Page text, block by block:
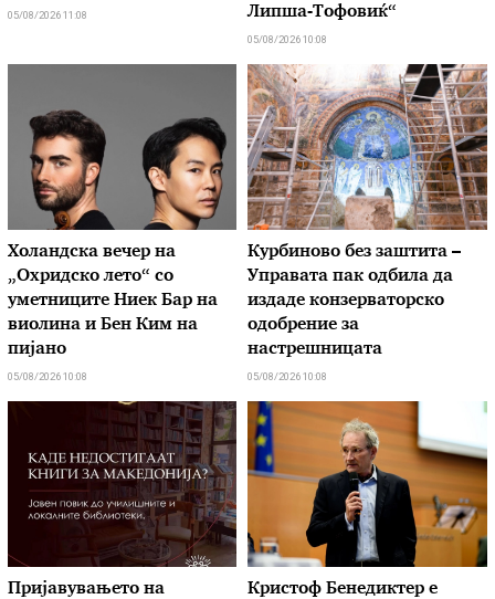
05/08/2026 11:08
Липша-Тофовиќ“
05/08/2026 10:08
Холандска вечер на
„Охридско лето“ со
уметниците Ниек Бар на
виолина и Бен Ким на
пијано
05/08/2026 10:08
Курбиново без заштита –
Управата пак одбила да
издаде конзерваторско
одобрение за
настрешницата
05/08/2026 10:08
Пријавувањето на
Кристоф Бенедиктер е